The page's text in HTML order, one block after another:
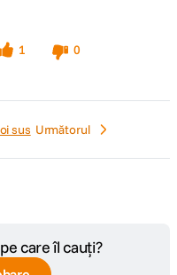
1
0
sus Următorul
care îl cauți?